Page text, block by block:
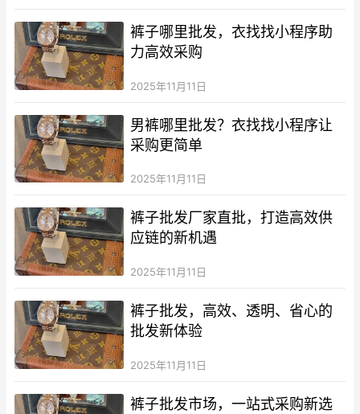
裤子哪里批发，衣找找小程序助
力高效采购
2025年11月11日
男裤哪里批发？衣找找小程序让
采购更简单
2025年11月11日
裤子批发厂家直批，打造高效供
应链的新机遇
2025年11月11日
裤子批发，高效、透明、省心的
批发新体验
2025年11月11日
裤子批发市场，一站式采购新选